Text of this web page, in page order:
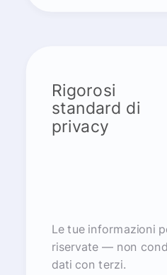
Rigorosi
standard di
privacy
Le tue informazioni
riservate — non
dati con terzi.